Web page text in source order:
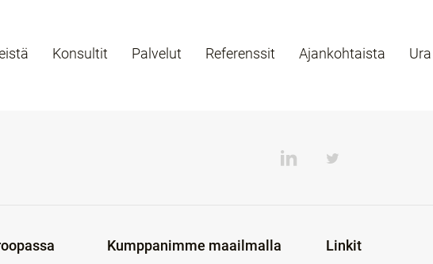
Konsultit Palvelut Referenssit Ajankohtaista Ura
Kumppanimme maailmalla Linkit